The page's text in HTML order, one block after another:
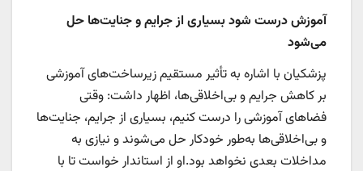
آموزش درست شود بسیاری از جرایم و جنایت‌ها حل
می‌شود
پزشکیان با اشاره به تأثیر مستقیم زیرساخت‌های آموزشی
بر کاهش جرایم و بی‌اخلاقی‌ها، اظهار داشت: وقتی
فضاهای آموزشی را درست کنیم، بسیاری از جرایم، جنایت‌ها
و بی‌اخلاقی‌ها به‌طور خودکار حل می‌شوند و نیازی به
مداخلات بعدی نخواهد بود.او از استاندار خواست تا با